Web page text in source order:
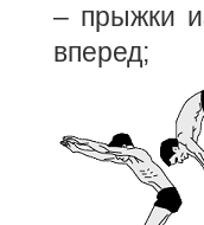
– прыжки
вперед;